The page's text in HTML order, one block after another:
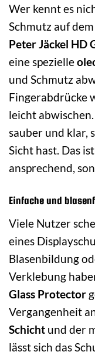
Wer kennt es
Schmutz auf
Peter Jäckel HD
eine spezielle
und Schmutz
Fingerabdrücke
leicht
sauber und klar,
Sicht hast. Das
ansprechend,
Einfache und
Viele Nutzer
eines
Blasenbildung
Verklebung
Glass Protector
Vergangenheit
Schicht und der
lässt sich das